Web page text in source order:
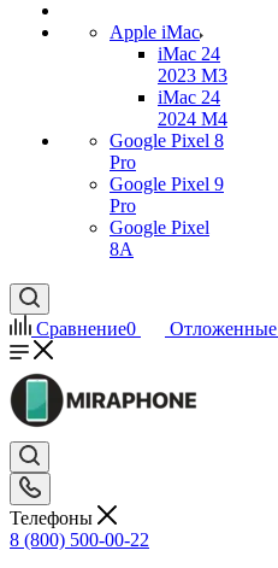
Apple iMac
iMac 24
2023 M3
iMac 24
2024 M4
Google Pixel 8
Pro
Google Pixel 9
Pro
Google Pixel
8A
Сравнение0 Отложенные
Телефоны
8 (800) 500-00-22